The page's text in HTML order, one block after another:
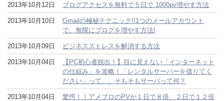
2013年10月12日 ブログアクセスを無料で５日で 1000pv増やす方法
2013年10月10日
Gmailの極秘テクニック!!1つのメールアカウント
で、無限にブログを増やす方法!
2013年10月09日 ビジネスストレスを解消する方法
2013年10月04日
【PC初心者脱出！】目に見えない「インターネット
の仕組み」を攻略！「レンタルサーバーを借りてく
ださい」って、、そもそもサーバって何？
2013年10月04日
驚愕！！アメブロのPVが１日で８倍、２日で１２倍